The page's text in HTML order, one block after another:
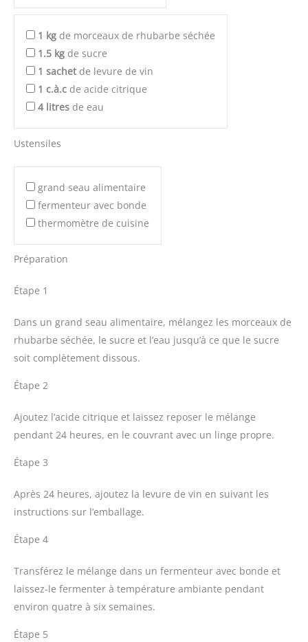
1 kg de morceaux de rhubarbe séchée
1.5 kg de sucre
1 sachet de levure de vin
1 c.à.c de acide citrique
4 litres de eau
Ustensiles
grand seau alimentaire
fermenteur avec bonde
thermomètre de cuisine
Préparation
Étape 1
Dans un grand seau alimentaire, mélangez les morceaux de
rhubarbe séchée, le sucre et l’eau jusqu’à ce que le sucre
soit complètement dissous.
Étape 2
Ajoutez l’acide citrique et laissez reposer le mélange
pendant 24 heures, en le couvrant avec un linge propre.
Étape 3
Après 24 heures, ajoutez la levure de vin en suivant les
instructions sur l’emballage.
Étape 4
Transférez le mélange dans un fermenteur avec bonde et
laissez-le fermenter à température ambiante pendant
environ quatre à six semaines.
Étape 5